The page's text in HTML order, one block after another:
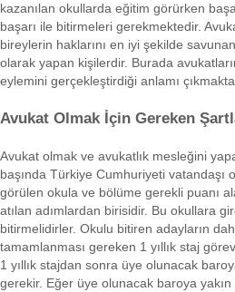
kazanılan okullarda eğitim görürken
başarı ile bitirmeleri gerekmektedir.
bireylerin haklarını en iyi şekilde
olarak yapan kişilerdir. Burada
eylemini gerçekleştirdiği anlamı
Avukat Olmak İçin Gereken
Avukat olmak ve avukatlık mesleğini
başında Türkiye Cumhuriyeti vatandaşı
görülen okula ve bölüme gerekli puanı
atılan adımlardan birisidir. Bu okullara
bitirmelidirler. Okulu bitiren adayların
tamamlanması gereken 1 yıllık staj
1 yıllık stajdan sonra üye olunacak
gerekir. Eğer üye olunacak baroya